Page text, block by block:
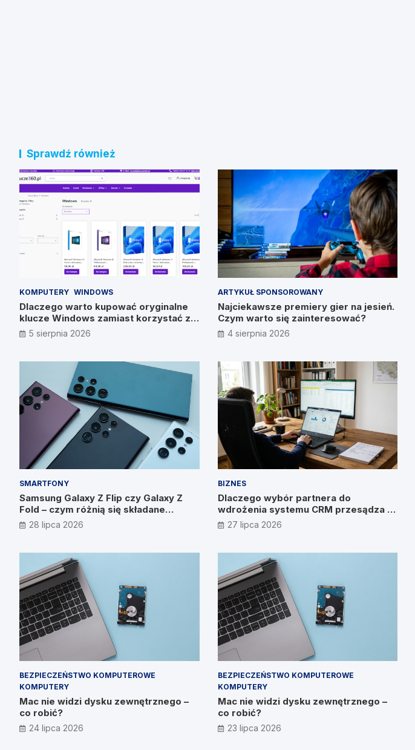
Sprawdź również
KOMPUTERY WINDOWS
Dlaczego warto kupować oryginalne
klucze Windows zamiast korzystać z
nieautoryzowanych źródeł?
5 sierpnia 2026
ARTYKUŁ SPONSOROWANY
Najciekawsze premiery gier na jesień.
Czym warto się zainteresować?
4 sierpnia 2026
SMARTFONY
Samsung Galaxy Z Flip czy Galaxy Z
Fold – czym różnią się składane
smartfony?
28 lipca 2026
BIZNES
Dlaczego wybór partnera do
wdrożenia systemu CRM przesądza o
wyniku? Wywiad z Pawłem
Prymakowskim, CEO IT Vision
27 lipca 2026
BEZPIECZEŃSTWO KOMPUTEROWE
KOMPUTERY
Mac nie widzi dysku zewnętrznego –
co robić?
24 lipca 2026
BEZPIECZEŃSTWO KOMPUTEROWE
KOMPUTERY
Mac nie widzi dysku zewnętrznego –
co robić?
23 lipca 2026